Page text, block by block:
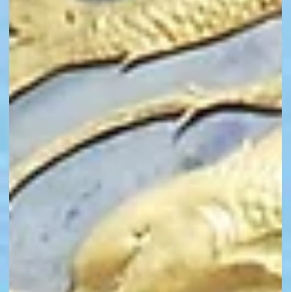
フの価格にてご視聴いた...